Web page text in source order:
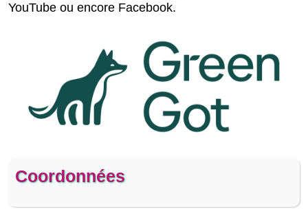
YouTube ou encore Facebook.
Coordonnées